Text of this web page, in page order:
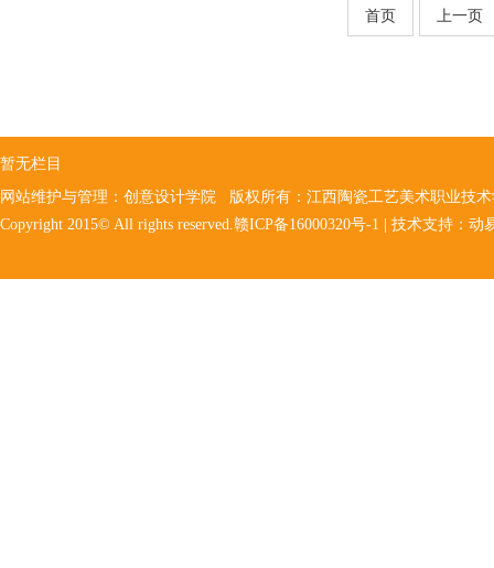
首页 上一页
暂无栏目
网站维护与管理：创意设计学院 版权所有：江西陶瓷工艺美术职业技
Copyright 2015© All rights reserved.赣ICP备16000320号-1 | 技术支持：动